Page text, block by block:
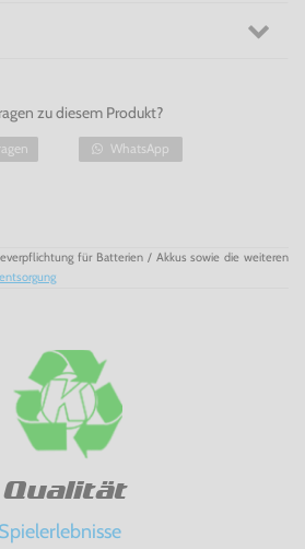
zu diesem Produkt?
WhatsApp
für Batterien / Akkus sowie die weiteren